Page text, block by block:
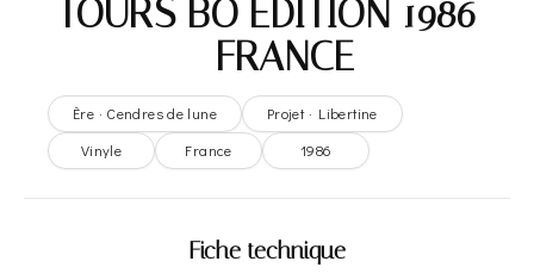
TOURS BO ÉDITION 1986
– FRANCE
Ère · Cendres de lune
Projet · Libertine
Vinyle
France 1986
Fiche technique